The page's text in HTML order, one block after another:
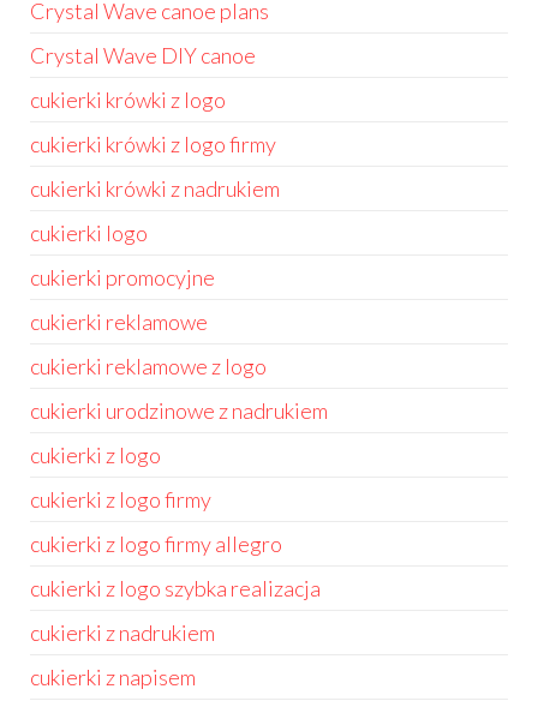
Crystal Wave canoe plans
Crystal Wave DIY canoe
cukierki krówki z logo
cukierki krówki z logo firmy
cukierki krówki z nadrukiem
cukierki logo
cukierki promocyjne
cukierki reklamowe
cukierki reklamowe z logo
cukierki urodzinowe z nadrukiem
cukierki z logo
cukierki z logo firmy
cukierki z logo firmy allegro
cukierki z logo szybka realizacja
cukierki z nadrukiem
cukierki z napisem